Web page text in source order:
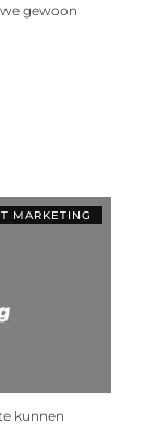
gewoon
MARKETING
kunnen